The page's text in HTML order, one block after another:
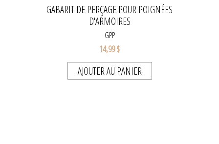
GABARIT DE PERÇAGE POUR POIGNÉES
D'ARMOIRES
GPP
14,99 $
AJOUTER AU PANIER